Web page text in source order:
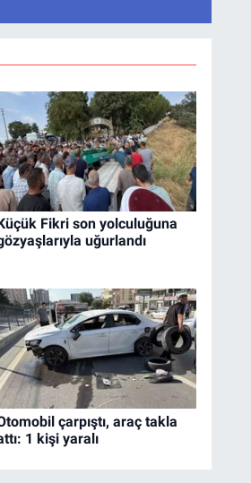
Fikri son yolculuğuna
uğurlandı
çarpıştı, araç takla
1 kişi yaralı